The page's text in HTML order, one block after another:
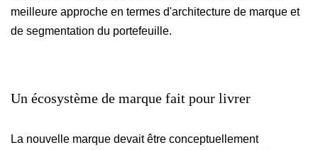
meilleure approche en termes d'architecture de marque et
de segmentation du portefeuille.
Un écosystème de marque fait pour livrer
La nouvelle marque devait être conceptuellement